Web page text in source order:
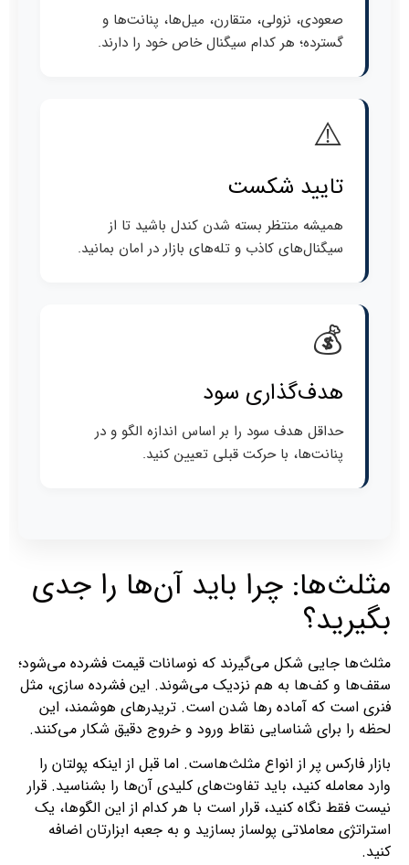
صعودی، نزولی، متقارن، میل‌ها، پنانت‌ها و
گسترده؛ هر کدام سیگنال خاص خود را دارند.
⚠️
تایید شکست
همیشه منتظر بسته شدن کندل باشید تا از
سیگنال‌های کاذب و تله‌های بازار در امان بمانید.
💰
هدف‌گذاری سود
حداقل هدف سود را بر اساس اندازه الگو و در
پنانت‌ها، با حرکت قبلی تعیین کنید.
مثلث‌ها: چرا باید آن‌ها را جدی
بگیرید؟
مثلث‌ها جایی شکل می‌گیرند که نوسانات قیمت فشرده می‌شود؛
سقف‌ها و کف‌ها به هم نزدیک می‌شوند. این فشرده‌ سازی، مثل
فنری است که آماده رها شدن است. تریدرهای هوشمند، این
لحظه را برای شناسایی نقاط ورود و خروج دقیق شکار می‌کنند.
بازار فارکس پر از انواع مثلث‌هاست. اما قبل از اینکه پولتان را
وارد معامله کنید، باید تفاوت‌های کلیدی آن‌ها را بشناسید. قرار
نیست فقط نگاه کنید، قرار است با هر کدام از این الگوها، یک
استراتژی معاملاتی پولساز بسازید و به جعبه ابزارتان اضافه
کنید.